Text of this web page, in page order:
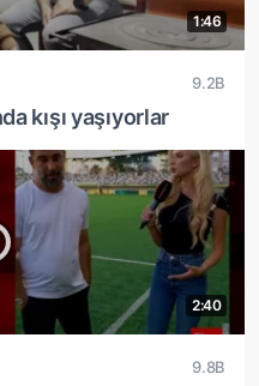
1:46
9.2B
kışı yaşıyorlar
2:40
9.8B